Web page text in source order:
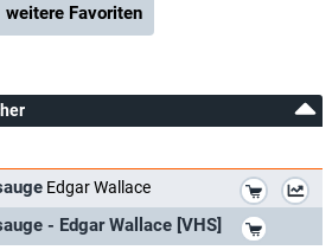
Favoriten
Edgar Wallace
- Edgar Wallace [VHS]